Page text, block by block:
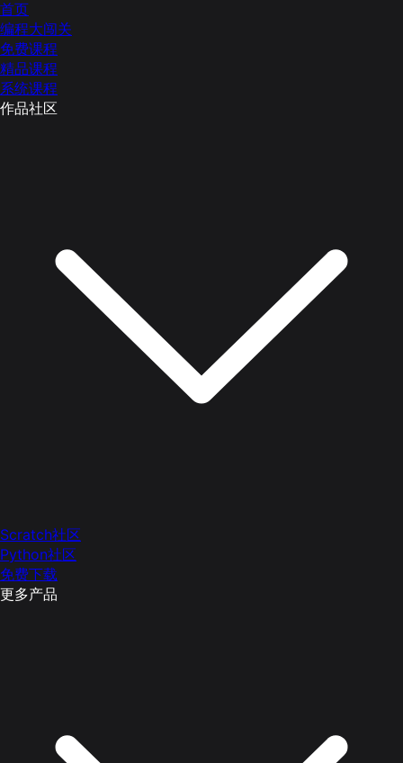
首页
编程大闯关
免费课程
精品课程
系统课程
作品社区
Scratch社区
Python社区
免费下载
更多产品